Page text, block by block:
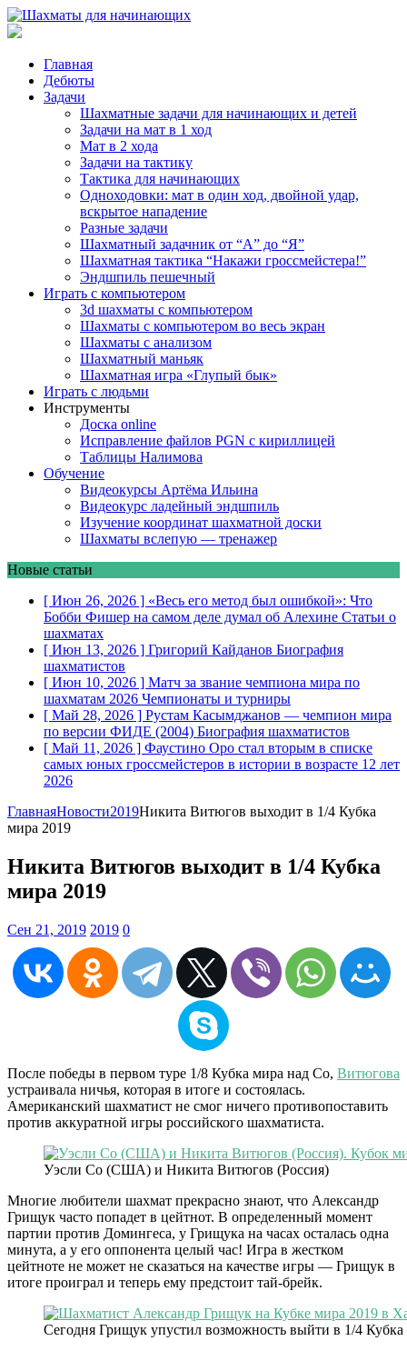
Главная
Дебюты
Задачи
Шахматные задачи для начинающих и детей
Задачи на мат в 1 ход
Мат в 2 хода
Задачи на тактику
Тактика для начинающих
Одноходовки: мат в один ход, двойной удар,
вскрытое нападение
Разные задачи
Шахматный задачник от “А” до “Я”
Шахматная тактика “Накажи гроссмейстера!”
Эндшпиль пешечный
Играть с компьютером
3d шахматы с компьютером
Шахматы с компьютером во весь экран
Шахматы с анализом
Шахматный маньяк
Шахматная игра «Глупый бык»
Играть с людьми
Инструменты
Доска online
Исправление файлов PGN с кириллицей
Таблицы Налимова
Обучение
Видеокурсы Артёма Ильина
Видеокурс ладейный эндшпиль
Изучение координат шахматной доски
Шахматы вслепую — тренажер
Новые статьи
[ Июн 26, 2026 ] «Весь его метод был ошибкой»: Что
Бобби Фишер на самом деле думал об Алехине Статьи о
шахматах
[ Июн 13, 2026 ] Григорий Кайданов Биография
шахматистов
[ Июн 10, 2026 ] Матч за звание чемпиона мира по
шахматам 2026 Чемпионаты и турниры
[ Май 28, 2026 ] Рустам Касымджанов — чемпион мира
по версии ФИДЕ (2004) Биография шахматистов
[ Май 11, 2026 ] Фаустино Оро стал вторым в списке
самых юных гроссмейстеров в истории в возрасте 12 лет
2026
ГлавнаяНовости2019Никита Витюгов выходит в 1/4 Кубка
мира 2019
Никита Витюгов выходит в 1/4 Кубка
мира 2019
Сен 21, 2019 2019 0
После победы в первом туре 1/8 Кубка мира над Со, Витюгова
устраивала ничья, которая в итоге и состоялась.
Американский шахматист не смог ничего противопоставить
против аккуратной игры российского шахматиста.
Уэсли Со (США) и Никита Витюгов (Россия)
Многие любители шахмат прекрасно знают, что Александр
Грищук часто попадет в цейтнот. В определенный момент
партии против Домингеса, у Грищука на часах осталась одна
минута, а у его оппонента целый час! Игра в жестком
цейтноте не может не сказаться на качестве игры — Грищук в
итоге проиграл и теперь ему предстоит тай-брейк.
Сегодня Грищук упустил возможность выйти в 1/4 Кубка